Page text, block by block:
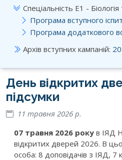
Спеціальність E1 - Біологія
Програма вступного
Програма додаткового
Архів вступних кампаній:
День відкритих
підсумки
11 травня 2026 р.
07 травня 2026 року в ІЯД
відкритих дверей 2026. В
особа: 8 доповідачів з ІЯД, 7